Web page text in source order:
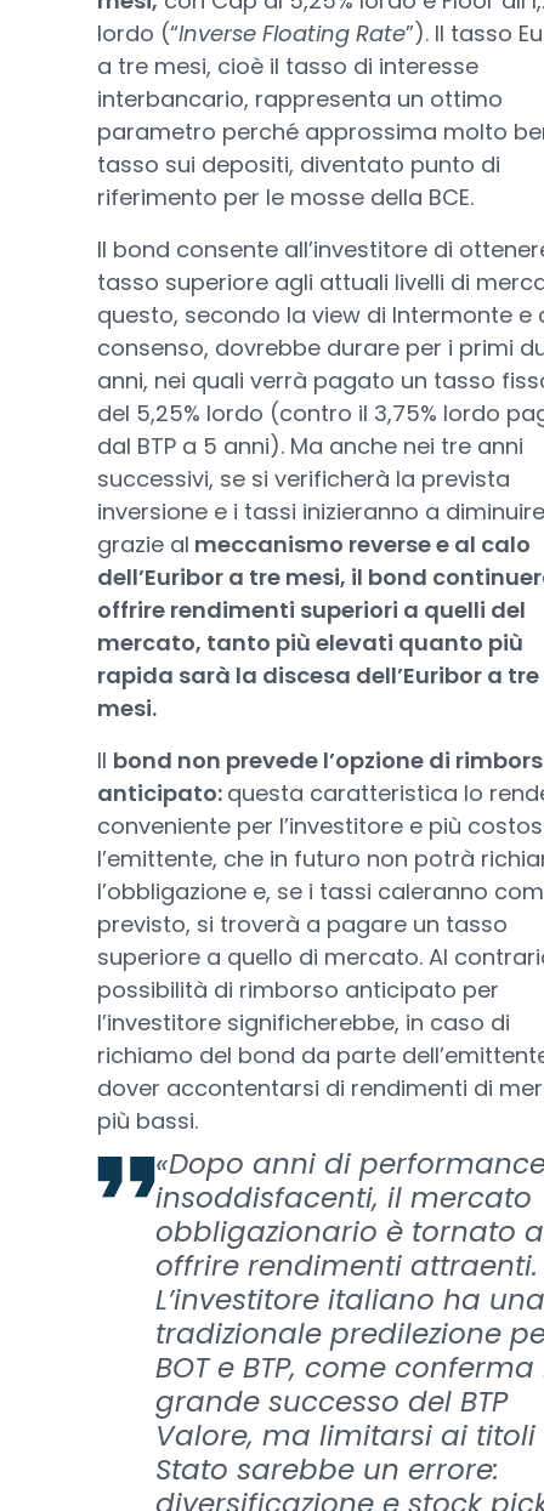
lordo (“Inverse Floating Rate”). Il tasso
a tre mesi, cioè il tasso di interesse
interbancario, rappresenta un ottimo
parametro perché approssima molto
tasso sui depositi, diventato punto di
riferimento per le mosse della BCE.
Il bond consente all’investitore di
tasso superiore agli attuali livelli di
questo, secondo la view di Intermonte e
consenso, dovrebbe durare per i primi
anni, nei quali verrà pagato un tasso
del 5,25% lordo (contro il 3,75% lordo
dal BTP a 5 anni). Ma anche nei tre anni
successivi, se si verificherà la prevista
inversione e i tassi inizieranno a
grazie al meccanismo reverse e al calo
dell’Euribor a tre mesi, il bond
offrire rendimenti superiori a quelli del
mercato, tanto più elevati quanto più
rapida sarà la discesa dell’Euribor a tre
mesi.
Il bond non prevede l’opzione di
anticipato: questa caratteristica lo
conveniente per l’investitore e più
l’emittente, che in futuro non potrà
l’obbligazione e, se i tassi caleranno
previsto, si troverà a pagare un tasso
superiore a quello di mercato. Al
possibilità di rimborso anticipato per
l’investitore significherebbe, in caso di
richiamo del bond da parte
dover accontentarsi di rendimenti di
più bassi.
«Dopo anni di
insoddisfacenti, il mercato
obbligazionario è tornato
offrire rendimenti attraenti.
L’investitore italiano ha una
tradizionale predilezione
BOT e BTP, come conferma
grande successo del BTP
Valore, ma limitarsi ai titoli
Stato sarebbe un errore: